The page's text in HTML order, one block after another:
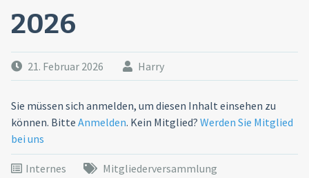
2026
21. Februar 2026 Harry
Sie müssen sich anmelden, um diesen Inhalt einsehen zu
können. Bitte Anmelden. Kein Mitglied? Werden Sie Mitglied
bei uns
Internes Mitgliederversammlung